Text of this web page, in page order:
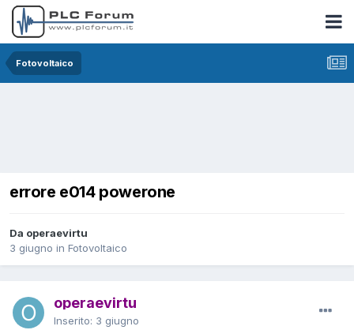
Fotovoltaico
errore e014 powerone
Da operaevirtu
3 giugno in Fotovoltaico
operaevirtu
Inserito: 3 giugno